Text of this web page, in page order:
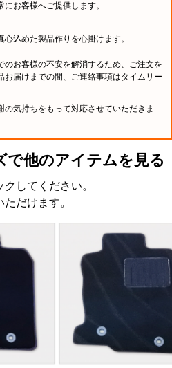
お客様へご提供します。
込めた製品作りを心掛けます。
のお客様の不安を解消するため、ご注文を
お届けまでの間、ご連絡事項はタイムリー
の気持ちをもって対応させていただきま
で他のアイテムを見る
してください。
だけます。